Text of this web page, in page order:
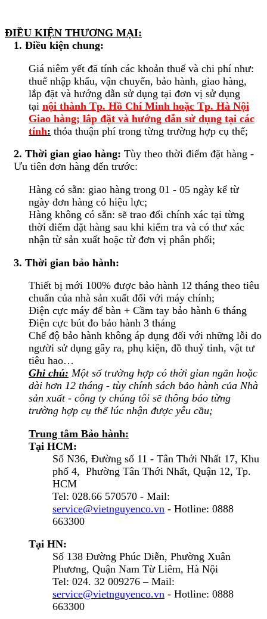
ĐIỀU KIỆN THƯƠNG MẠI:
1. Điều kiện chung:
Giá niêm yết đã tính các khoản thuế và chi phí như:
thuế nhập khẩu, vận chuyển, bảo hành, giao hàng,
lắp đặt và hướng dẫn sử dụng tại đơn vị sử dụng
tại nội thành Tp. Hồ Chí Minh hoặc Tp. Hà Nội
Giao hàng; lắp đặt và hướng dẫn sử dụng tại các
tỉnh: thỏa thuận phí trong từng trường hợp cụ thể;
2. Thời gian giao hàng: Tùy theo thời điểm đặt hàng -
Ưu tiên đơn hàng đến trước:
Hàng có sẵn: giao hàng trong 01 - 05 ngày kể từ
ngày đơn hàng có hiệu lực;
Hàng không có sẵn: sẽ trao đổi chính xác tại từng
thời điểm đặt hàng sau khi kiểm tra và có thư xác
nhận từ sản xuất hoặc từ đơn vị phân phối;
3. Thời gian bảo hành:
Thiết bị mới 100% được bảo hành 12 tháng theo tiêu
chuẩn của nhà sản xuất đối với máy chính;
Điện cực máy để bàn + Cầm tay bảo hành 6 tháng
Điện cực bút đo bảo hành 3 tháng
Chế độ bảo hành không áp dụng đối với những lỗi do
người sử dụng gây ra, phụ kiện, đồ thuỷ tinh, vật tư
tiêu hao…
Ghi chú: Một số trường hợp có thời gian ngắn hoặc
dài hơn 12 tháng - tùy chính sách bảo hành của Nhà
sản xuất - công ty chúng tôi sẽ thông báo từng
trường hợp cụ thể lúc nhận được yêu cầu;
Trung tâm Bảo hành:
Tại HCM:
Số N36, Đường số 11 - Tân Thới Nhất 17, Khu
phố 4, Phường Tân Thới Nhất, Quận 12, Tp.
HCM
Tel: 028.66 570570 - Mail:
service@vietnguyenco.vn - Hotline: 0888
663300
Tại HN:
Số 138 Đường Phúc Diễn, Phường Xuân
Phương, Quận Nam Từ Liêm, Hà Nội
Tel: 024. 32 009276 – Mail:
service@vietnguyenco.vn - Hotline: 0888
663300